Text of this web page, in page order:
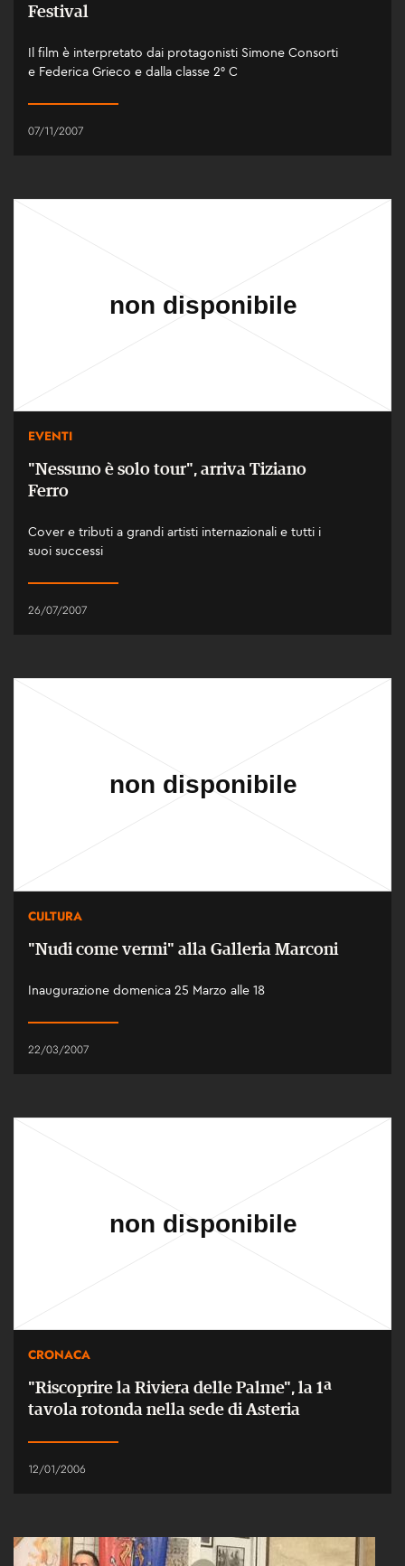
Festival
Il film è interpretato dai protagonisti Simone Consorti
e Federica Grieco e dalla classe 2° C
07/11/2007
EVENTI
"Nessuno è solo tour", arriva Tiziano
Ferro
Cover e tributi a grandi artisti internazionali e tutti i
suoi successi
26/07/2007
CULTURA
"Nudi come vermi" alla Galleria Marconi
Inaugurazione domenica 25 Marzo alle 18
22/03/2007
CRONACA
"Riscoprire la Riviera delle Palme", la 1ª
tavola rotonda nella sede di Asteria
12/01/2006